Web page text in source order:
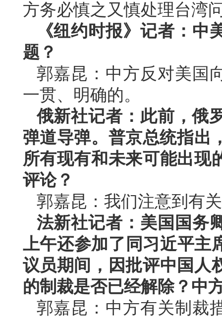
方务必慎之又慎处理台湾
《纽约时报》记者：
题？
郭嘉昆：中方反对美国
一贯、明确的。
俄新社记者：此前，俄
弹道导弹。普京总统指出
所有现有和未来可能出现
评论？
郭嘉昆：我们注意到有
法新社记者：美国国务
上午还参加了同习近平主
议员期间，因批评中国人
的制裁是否已经解除？中
郭嘉昆：中方有关制裁